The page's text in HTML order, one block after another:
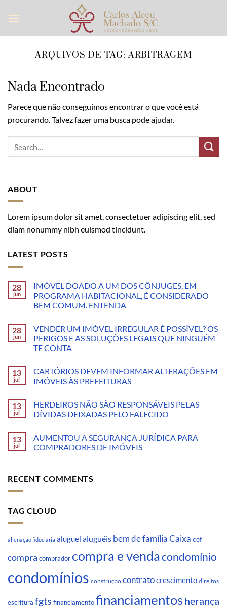
ARQUIVOS DE TAG:ARBITRAGEM
Nada Encontrado
Parece que não conseguimos encontrar o que você está
procurando. Talvez fazer uma busca pode ajudar.
ABOUT
Lorem ipsum dolor sit amet, consectetuer adipiscing elit, sed
diam nonummy nibh euismod tincidunt.
LATEST POSTS
28
jun
IMÓVEL DOADO A UM DOS CÔNJUGES, EM
PROGRAMA HABITACIONAL, É CONSIDERADO
BEM COMUM. ENTENDA
28
jun
VENDER UM IMÓVEL IRREGULAR É POSSÍVEL? OS
PERIGOS E AS SOLUÇÕES LEGAIS QUE NINGUÉM
TE CONTA
13
jul
CARTÓRIOS DEVEM INFORMAR ALTERAÇÕES EM
IMÓVEIS ÀS PREFEITURAS
13
jul
HERDEIROS NÃO SÃO RESPONSÁVEIS PELAS
DÍVIDAS DEIXADAS PELO FALECIDO
13
jul
AUMENTOU A SEGURANÇA JURÍDICA PARA
COMPRADORES DE IMÓVEIS
RECENT COMMENTS
TAG CLOUD
alienação fiduciária aluguel aluguéis bem de família Caixa cef
compra comprador compra e vendacondomínio
condomínios construção contratocrescimento direitos
escritura fgts financiamentofinanciamentosherança